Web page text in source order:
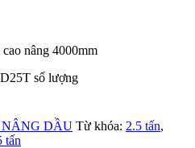
nâng 4000mm
số lượng
NÂNG DẦU Từ khóa: 2.5 tấn,
tấn